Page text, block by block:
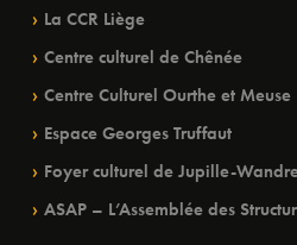
La CCR Liège
Centre culturel de Chênée
Centre Culturel Ourthe et Meuse
Espace Georges Truffaut
Foyer culturel de Jupille-
ASAP – L’Assemblée des